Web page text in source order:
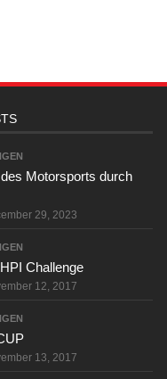
Motorsports durch
29, 2023
Challenge
12, 2017
13, 2017